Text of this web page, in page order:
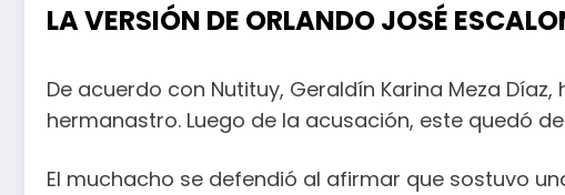
LA VERSIÓN DE ORLANDO JOSÉ
De acuerdo con Nutituy, Geraldín Karina Meza
hermanastro. Luego de la acusación, este quedó
El muchacho se defendió al afirmar que sostuvo